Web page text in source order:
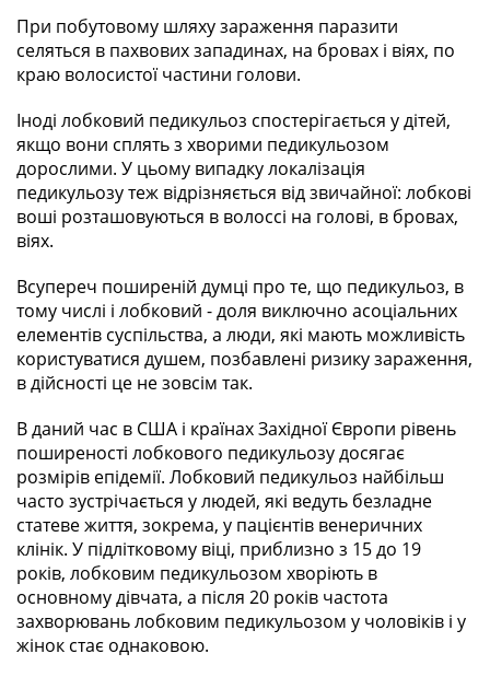
При побутовому шляху зараження паразити
селяться в пахвових западинах, на бровах і віях, по
краю волосистої частини голови.
Іноді лобковий педикульоз спостерігається у дітей,
якщо вони сплять з хворими педикульозом
дорослими. У цьому випадку локалізація
педикульозу теж відрізняється від звичайної: лобкові
воші розташовуються в волоссі на голові, в бровах,
віях.
Всупереч поширеній думці про те, що педикульоз, в
тому числі і лобковий - доля виключно асоціальних
елементів суспільства, а люди, які мають можливість
користуватися душем, позбавлені ризику зараження,
в дійсності це не зовсім так.
В даний час в США і країнах Західної Європи рівень
поширеності лобкового педикульозу досягає
розмірів епідемії. Лобковий педикульоз найбільш
часто зустрічається у людей, які ведуть безладне
статеве життя, зокрема, у пацієнтів венеричних
клінік. У підлітковому віці, приблизно з 15 до 19
років, лобковим педикульозом хворіють в
основному дівчата, а після 20 років частота
захворювань лобковим педикульозом у чоловіків і у
жінок стає однаковою.